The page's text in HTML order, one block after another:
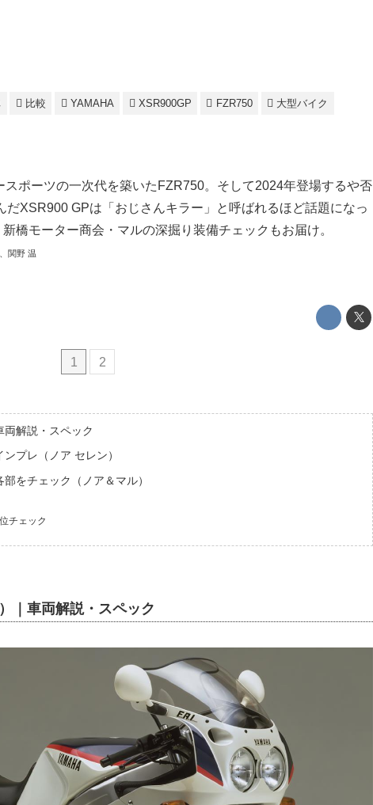
比較 YAMAHA XSR900GP FZR750 大型バイク
ポーツの一次代を築いたFZR750。そして2024年登場するや否
XSR900 GPは「おじさんキラー」と呼ばれるほど話題になっ
橋モーター商会・マルの深掘り装備チェックもお届け。
関野 温
1 2
解説・スペック
プレ（ノア セレン）
をチェック（ノア＆マル）
チェック
｜車両解説・スペック